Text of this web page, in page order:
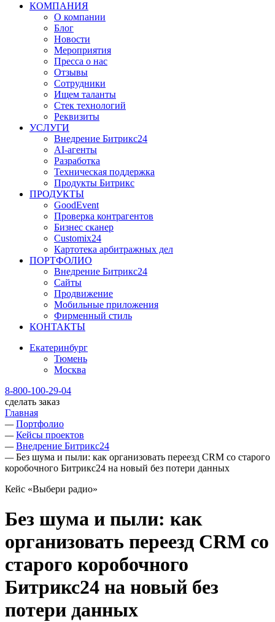
КОМПАНИЯ
О компании
Блог
Новости
Мероприятия
Пресса о нас
Отзывы
Сотрудники
Ищем таланты
Стек технологий
Реквизиты
УСЛУГИ
Внедрение Битрикс24
AI-агенты
Разработка
Техническая поддержка
Продукты Битрикс
ПРОДУКТЫ
GoodEvent
Проверка контрагентов
Бизнес сканер
Customix24
Картотека арбитражных дел
ПОРТФОЛИО
Внедрение Битрикс24
Сайты
Продвижение
Мобильные приложения
Фирменный стиль
КОНТАКТЫ
Екатеринбург
Тюмень
Москва
8-800-100-29-04
сделать заказ
Главная
— Портфолио
— Кейсы проектов
— Внедрение Битрикс24
— Без шума и пыли: как организовать переезд CRM со старого
коробочного Битрикс24 на новый без потери данных
Кейс «Выбери радио»
Без шума и пыли: как
организовать переезд CRM со
старого коробочного
Битрикс24 на новый без
потери данных